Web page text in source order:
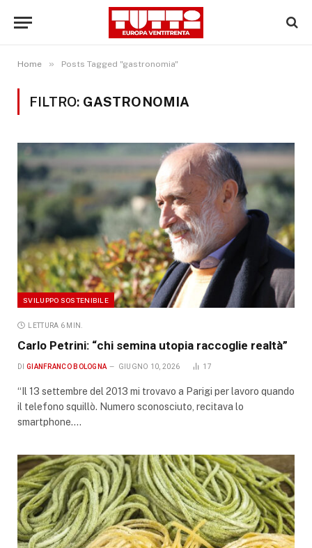
Home » Posts Tagged "gastronomia"
FILTRO: GASTRONOMIA
SVILUPPO SOSTENIBILE
LETTURA 6 MIN.
Carlo Petrini: “chi semina utopia raccoglie realtà”
DI GIANFRANCO BOLOGNA GIUGNO 10, 2026 17
“Il 13 settembre del 2013 mi trovavo a Parigi per lavoro quando
il telefono squillò. Numero sconosciuto, recitava lo
smartphone.…